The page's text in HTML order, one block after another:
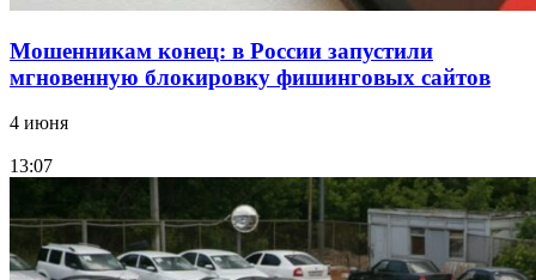
Мошенникам конец: в России запустили
мгновенную блокировку фишинговых сайтов
4 июня
13:07